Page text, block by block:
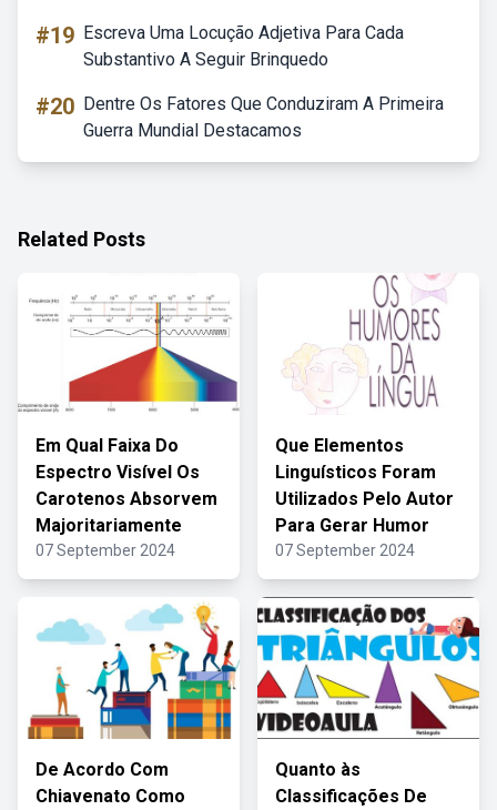
#19 Escreva Uma Locução Adjetiva Para Cada
Substantivo A Seguir Brinquedo
#20 Dentre Os Fatores Que Conduziram A Primeira
Guerra Mundial Destacamos
Related Posts
Em Qual Faixa Do
Espectro Visível Os
Carotenos Absorvem
Majoritariamente
07 September 2024
Que Elementos
Linguísticos Foram
Utilizados Pelo Autor
Para Gerar Humor
07 September 2024
De Acordo Com
Chiavenato Como
Quanto às
Classificações De